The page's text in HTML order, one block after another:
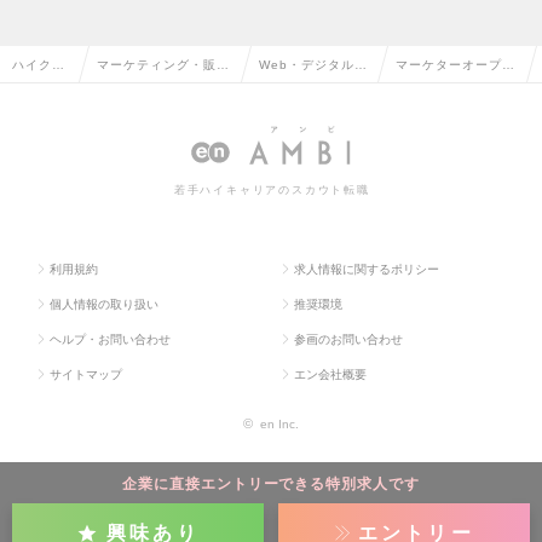
企業に直接エントリーできる特別求人です
興味あり エントリー
ハイクラ マーケティング・販促 Web・デジタルマ
職
マーケターオープン
若手ハイキャリアのスカウト転職
利用規約 求人情報に関するポリシー
個人情報の取り扱い 推奨環境
ヘルプ・お問い合わせ 参画のお問い合わせ
サイトマップ エン会社概要
© en Inc.